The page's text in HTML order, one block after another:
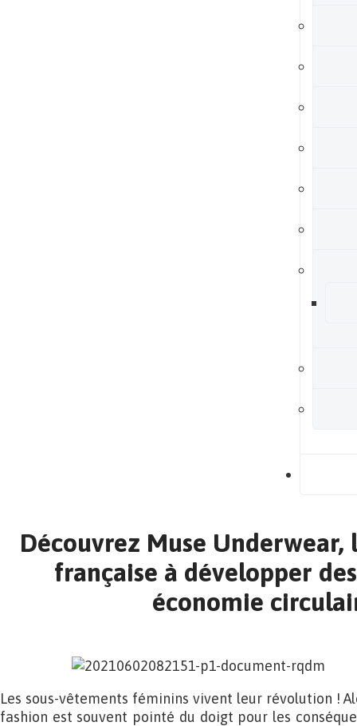
Découvrez Muse Underwear,
française à développer
économie
Les sous-vêtements féminins vivent leur révolution !
fashion est souvent pointé du doigt pour les